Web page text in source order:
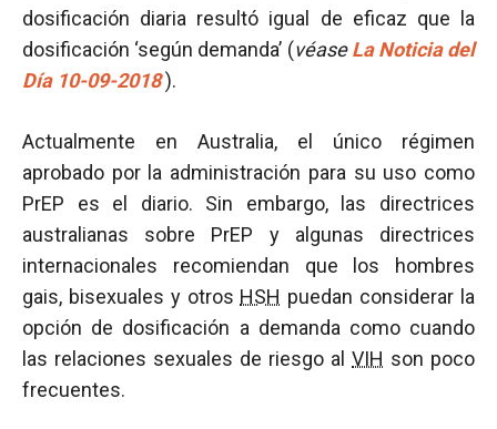
dosificación diaria resultó igual de eficaz que la
dosificación ‘según demanda’ (véaseLa Noticia del
Día 10-09-2018).
Actualmente en Australia, el único régimen
aprobado por la administración para su uso como
PrEP es el diario. Sin embargo, las directrices
australianas sobre PrEP y algunas directrices
internacionales recomiendan que los hombres
gais, bisexuales y otros HSH puedan considerar la
opción de dosificación a demanda como cuando
las relaciones sexuales de riesgo al VIH son poco
frecuentes.